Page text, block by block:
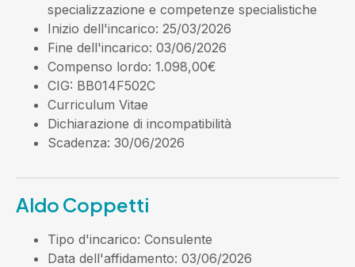
specializzazione e competenze specialistiche
Inizio dell'incarico: 25/03/2026
Fine dell'incarico: 03/06/2026
Compenso lordo: 1.098,00€
CIG: BB014F502C
Curriculum Vitae
Dichiarazione di incompatibilità
Scadenza: 30/06/2026
Aldo Coppetti
Tipo d'incarico: Consulente
Data dell'affidamento: 03/06/2026